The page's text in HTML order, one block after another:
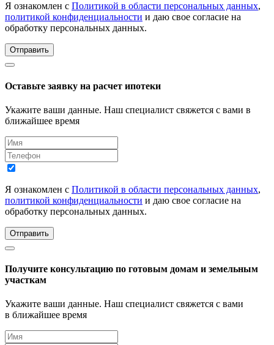
Я ознакомлен с Политикой в области персональных данных,
политикой конфиденциальности и даю свое согласие на
обработку персональных данных.
Отправить
Оставьте заявку на расчет ипотеки
Укажите ваши данные. Наш специалист свяжется с вами в
ближайшее время
Я ознакомлен с Политикой в области персональных данных,
политикой конфиденциальности и даю свое согласие на
обработку персональных данных.
Отправить
Получите консультацию по готовым домам и земельным
участкам
Укажите ваши данные. Наш специалист свяжется с вами
в ближайшее время